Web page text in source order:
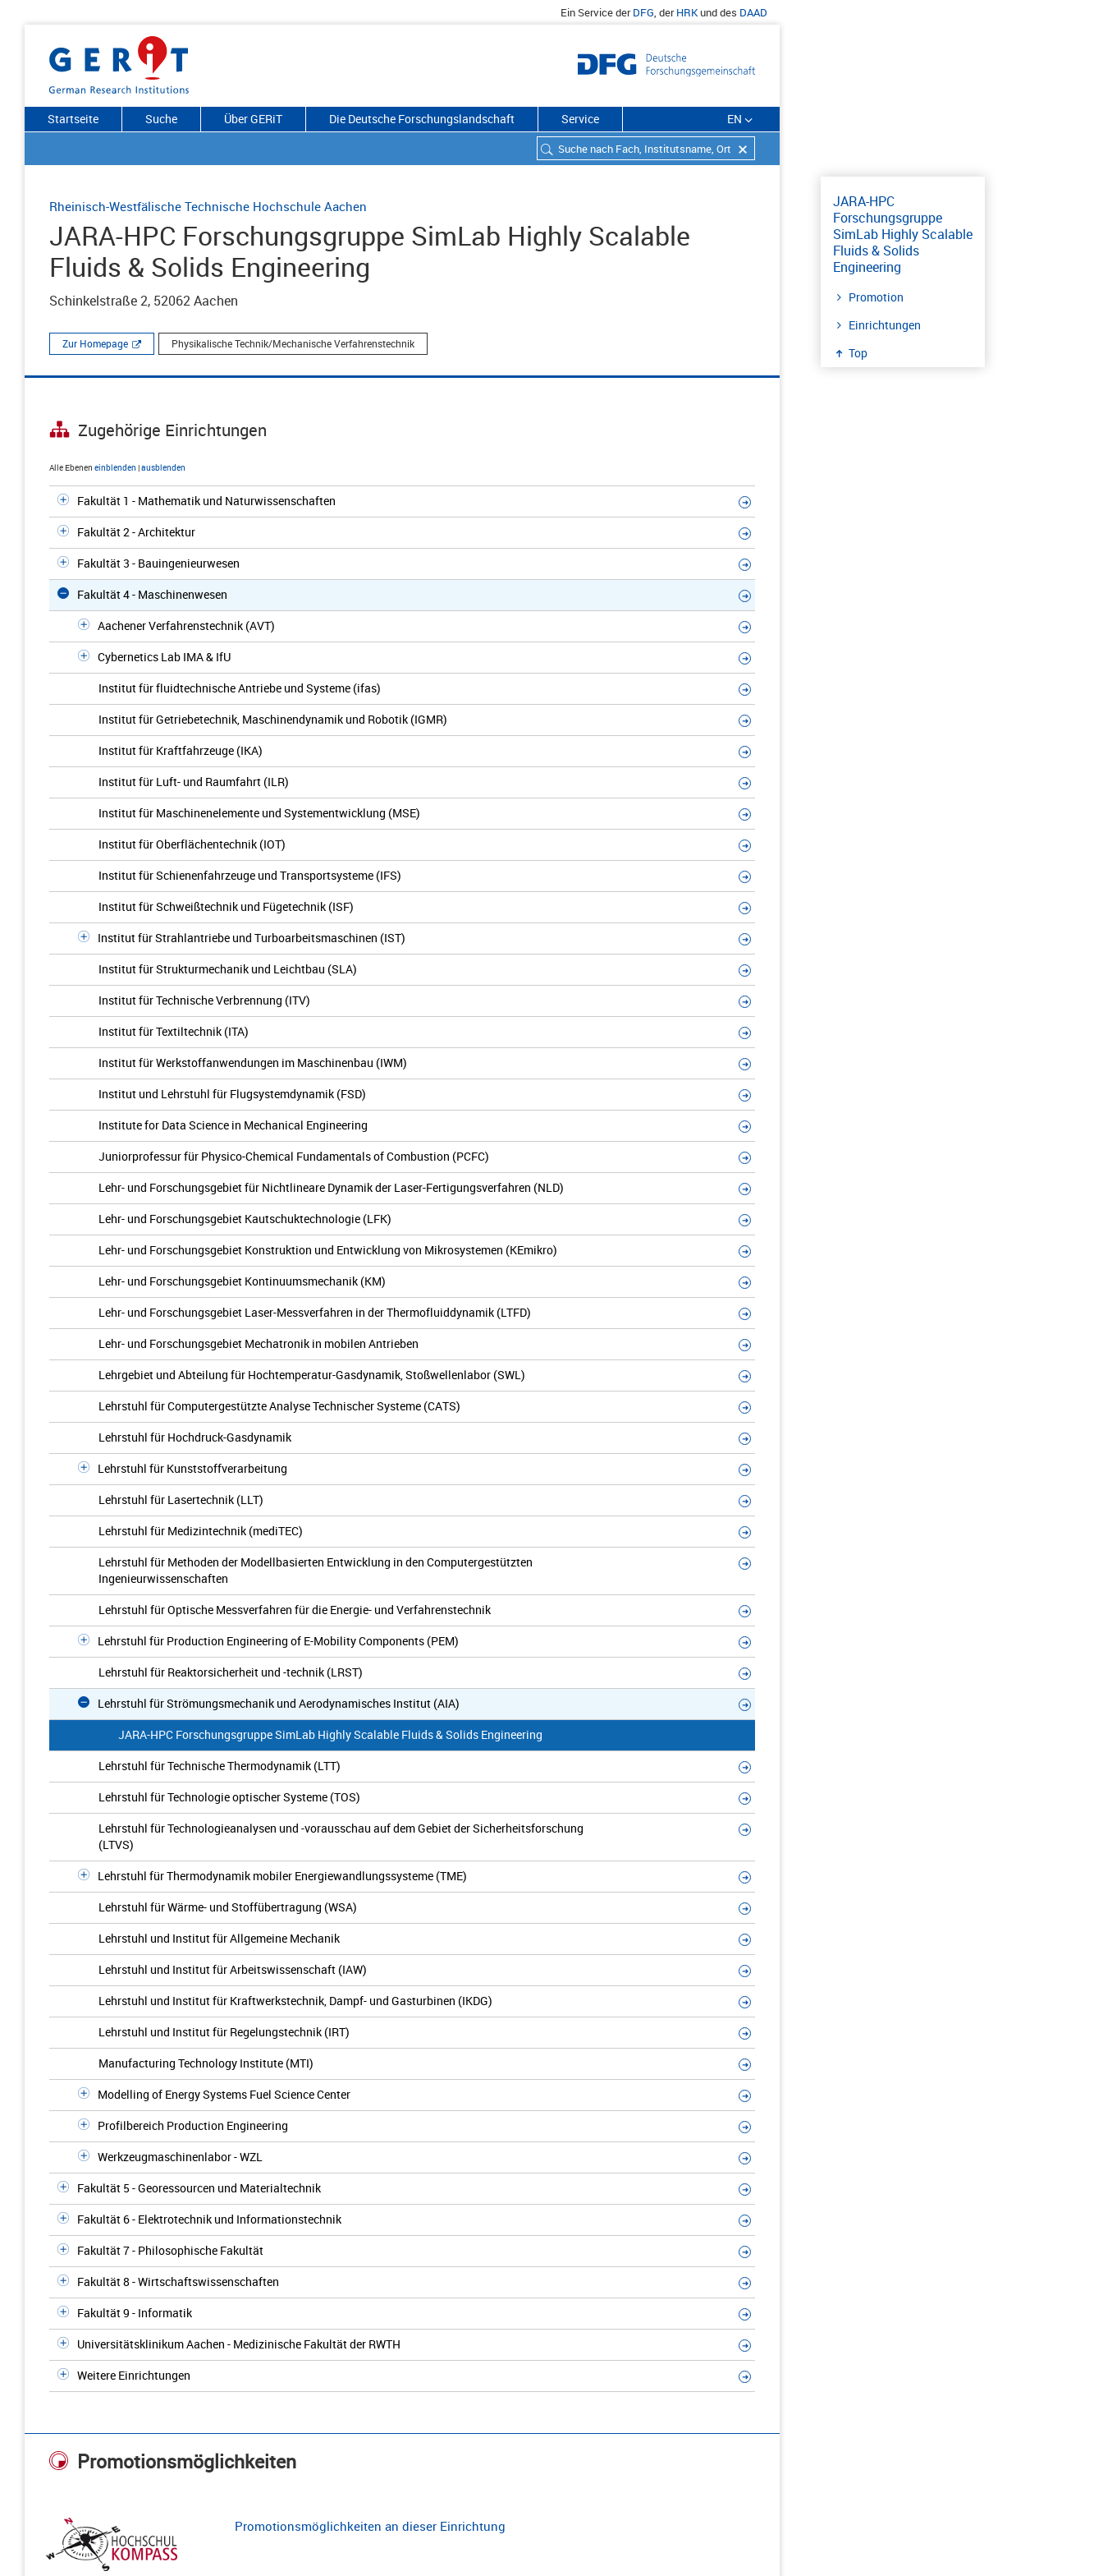
Ein Service derDFG, derHRKund des DAAD
Startseite Suche Über GERiT Die Deutsche Forschungslandschaft Service EN
JARA-HPC
Forschungsgruppe
SimLab Highly Scalable
Fluids & Solids
Engineering
Promotion
Einrichtungen
Top
Rheinisch-Westfälische Technische Hochschule Aachen
JARA-HPC Forschungsgruppe SimLab Highly Scalable
Fluids & Solids Engineering
Schinkelstraße 2, 52062 Aachen
Zur Homepage Physikalische Technik/Mechanische Verfahrenstechnik
Zugehörige Einrichtungen
Alle Ebenen einblenden |ausblenden
Fakultät 1 - Mathematik und Naturwissenschaften
Fakultät 2 - Architektur
Fakultät 3 - Bauingenieurwesen
Fakultät 4 - Maschinenwesen
Aachener Verfahrenstechnik (AVT)
Cybernetics Lab IMA & IfU
Institut für fluidtechnische Antriebe und Systeme (ifas)
Institut für Getriebetechnik, Maschinendynamik und Robotik (IGMR)
Institut für Kraftfahrzeuge (IKA)
Institut für Luft- und Raumfahrt (ILR)
Institut für Maschinenelemente und Systementwicklung (MSE)
Institut für Oberflächentechnik (IOT)
Institut für Schienenfahrzeuge und Transportsysteme (IFS)
Institut für Schweißtechnik und Fügetechnik (ISF)
Institut für Strahlantriebe und Turboarbeitsmaschinen (IST)
Institut für Strukturmechanik und Leichtbau (SLA)
Institut für Technische Verbrennung (ITV)
Institut für Textiltechnik (ITA)
Institut für Werkstoffanwendungen im Maschinenbau (IWM)
Institut und Lehrstuhl für Flugsystemdynamik (FSD)
Institute for Data Science in Mechanical Engineering
Juniorprofessur für Physico-Chemical Fundamentals of Combustion (PCFC)
Lehr- und Forschungsgebiet für Nichtlineare Dynamik der Laser-Fertigungsverfahren (NLD)
Lehr- und Forschungsgebiet Kautschuktechnologie (LFK)
Lehr- und Forschungsgebiet Konstruktion und Entwicklung von Mikrosystemen (KEmikro)
Lehr- und Forschungsgebiet Kontinuumsmechanik (KM)
Lehr- und Forschungsgebiet Laser-Messverfahren in der Thermofluiddynamik (LTFD)
Lehr- und Forschungsgebiet Mechatronik in mobilen Antrieben
Lehrgebiet und Abteilung für Hochtemperatur-Gasdynamik, Stoßwellenlabor (SWL)
Lehrstuhl für Computergestützte Analyse Technischer Systeme (CATS)
Lehrstuhl für Hochdruck-Gasdynamik
Lehrstuhl für Kunststoffverarbeitung
Lehrstuhl für Lasertechnik (LLT)
Lehrstuhl für Medizintechnik (mediTEC)
Lehrstuhl für Methoden der Modellbasierten Entwicklung in den Computergestützten
Ingenieurwissenschaften
Lehrstuhl für Optische Messverfahren für die Energie- und Verfahrenstechnik
Lehrstuhl für Production Engineering of E-Mobility Components (PEM)
Lehrstuhl für Reaktorsicherheit und -technik (LRST)
Lehrstuhl für Strömungsmechanik und Aerodynamisches Institut (AIA)
JARA-HPC Forschungsgruppe SimLab Highly Scalable Fluids & Solids Engineering
Lehrstuhl für Technische Thermodynamik (LTT)
Lehrstuhl für Technologie optischer Systeme (TOS)
Lehrstuhl für Technologieanalysen und -vorausschau auf dem Gebiet der Sicherheitsforschung
(LTVS)
Lehrstuhl für Thermodynamik mobiler Energiewandlungssysteme (TME)
Lehrstuhl für Wärme- und Stoffübertragung (WSA)
Lehrstuhl und Institut für Allgemeine Mechanik
Lehrstuhl und Institut für Arbeitswissenschaft (IAW)
Lehrstuhl und Institut für Kraftwerkstechnik, Dampf- und Gasturbinen (IKDG)
Lehrstuhl und Institut für Regelungstechnik (IRT)
Manufacturing Technology Institute (MTI)
Modelling of Energy Systems Fuel Science Center
Profilbereich Production Engineering
Werkzeugmaschinenlabor - WZL
Fakultät 5 - Georessourcen und Materialtechnik
Fakultät 6 - Elektrotechnik und Informationstechnik
Fakultät 7 - Philosophische Fakultät
Fakultät 8 - Wirtschaftswissenschaften
Fakultät 9 - Informatik
Universitätsklinikum Aachen - Medizinische Fakultät der RWTH
Weitere Einrichtungen
Promotionsmöglichkeiten
Promotionsmöglichkeiten an dieser Einrichtung